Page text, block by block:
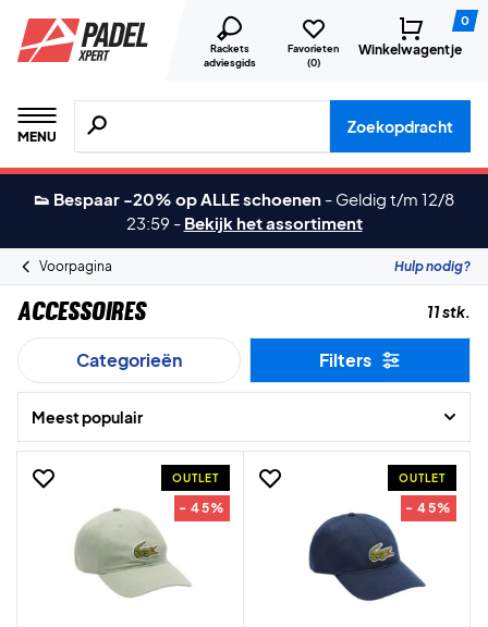
Rackets
adviesgids
Favorieten
(0)
0
Winkelwagentje
MENU
Zoeken naar producten, merken etc.
Zoekopdracht
👟 Bespaar -20% op ALLE schoenen - Geldig t/m 12/8
23:59 - Bekijk het assortiment
Voorpagina Hulp nodig?
Accessoires 11 stk.
Categorieën Filters
Meest populair
OUTLET
- 45%
OUTLET
- 45%